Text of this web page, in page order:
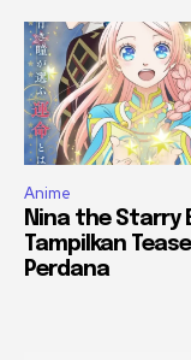
Anime
Nina the Starry
Tampilkan
Perdana